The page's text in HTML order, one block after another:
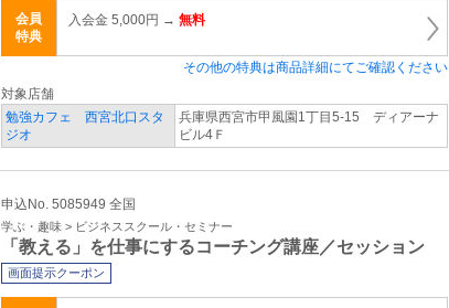
会員
特典
入会金 5,000円 → 無料
その他の特典は商品詳細にてご確認ください
対象店舗
勉強カフェ 西宮北口スタ
ジオ
兵庫県西宮市甲風園1丁目5-15 ディアーナ
ビル4Ｆ
申込No. 5085949 全国
学ぶ・趣味 > ビジネススクール・セミナー
「教える」を仕事にするコーチング講座／セッション
画面提示クーポン